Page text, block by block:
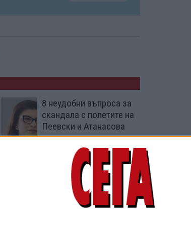
8 неудобни въпроса за
скандала с полетите на
Пеевски и Атанасова
07 Юли 2026
МЗ забранява захарта
за децата до 2 години